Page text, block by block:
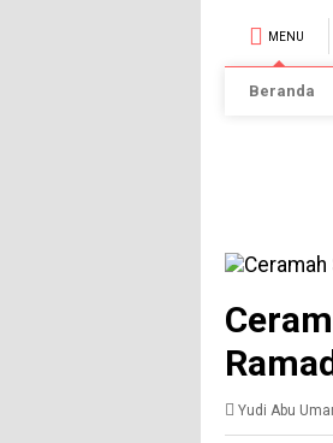
MENU
Beranda
Yudi Abu